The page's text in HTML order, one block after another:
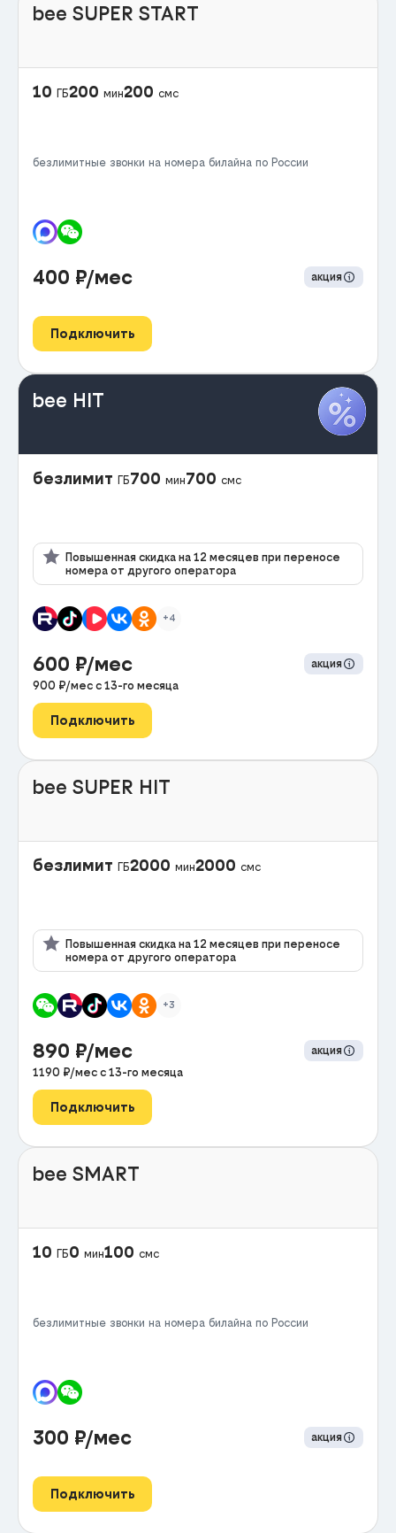
bee SUPER START
10 ГБ200 мин200 смс
безлимитные звонки на номера билайна по России
400 ₽/мес акция
Подключить
bee HIT
безлимит ГБ700 мин700 смс
Повышенная скидка на 12 месяцев при переносе
номера от другого оператора
+4
600 ₽/мес
акция
900 ₽/мес с 13-го месяца
Подключить
bee SUPER HIT
безлимит ГБ2000 мин2000 смс
Повышенная скидка на 12 месяцев при переносе
номера от другого оператора
+3
890 ₽/мес
акция
1190 ₽/мес с 13-го месяца
Подключить
bee SMART
10 ГБ0 мин100 смс
безлимитные звонки на номера билайна по России
300 ₽/мес акция
Подключить